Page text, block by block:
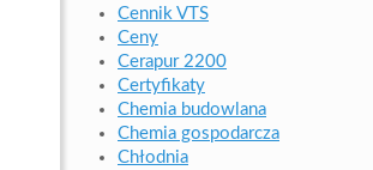
Cennik VTS
Ceny
Cerapur 2200
Certyfikaty
Chemia budowlana
Chemia gospodarcza
Chłodnia